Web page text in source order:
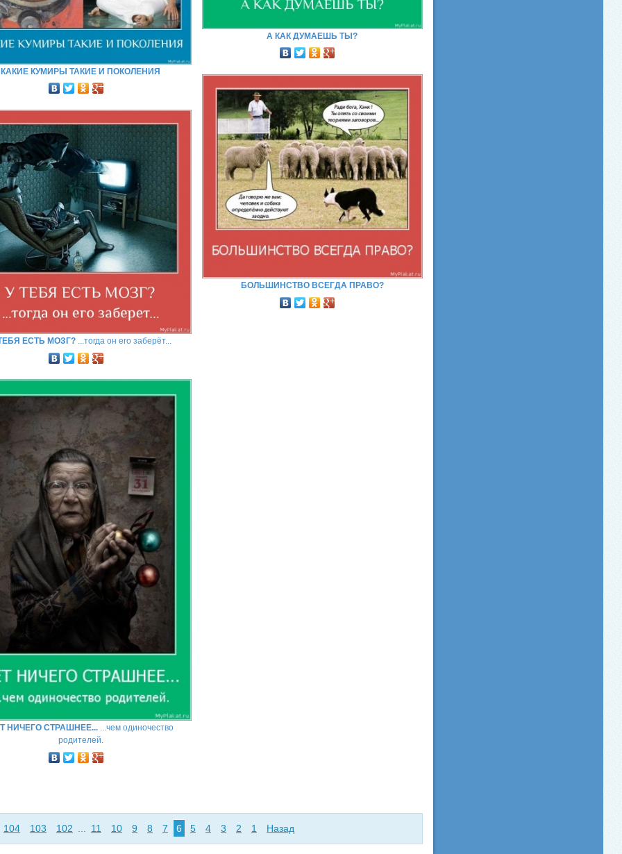
КАКИЕ КУМИРЫ ТАКИЕ И ПОКОЛЕНИЯ
ЕСТЬ МОЗГ?...тогда он его заберёт...
НИЧЕГО СТРАШНЕЕ......чем одиночество
родителей.
А КАК ДУМАЕШЬ ТЫ?
БОЛЬШИНСТВО ВСЕГДА ПРАВО?
104 103 102 ... 11 10 9 8 7 6 5 4 3 2 1 Назад